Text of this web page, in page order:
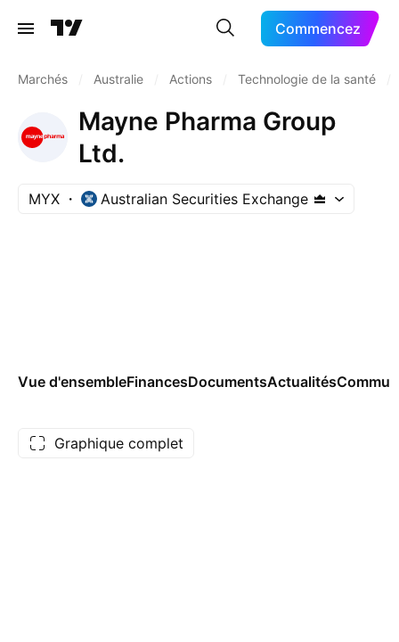
Commencez
Marchés Australie Actions Technologie de la santé
Mayne Pharma Group
Ltd.
MYX Australian Securities Exchange
Vue d'ensembleFinancesDocumentsActualités
Graphique complet